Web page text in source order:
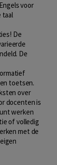
voor
taal
De
De
toetsen.
over
docenten is
werken
of volledig
met de